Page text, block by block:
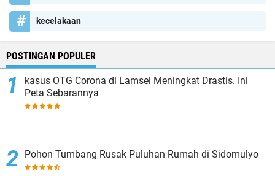
kecelakaan
POSTINGAN POPULER
kasus OTG Corona di Lamsel Meningkat Drastis. Ini
Peta Sebarannya
Pohon Tumbang Rusak Puluhan Rumah di Sidomulyo